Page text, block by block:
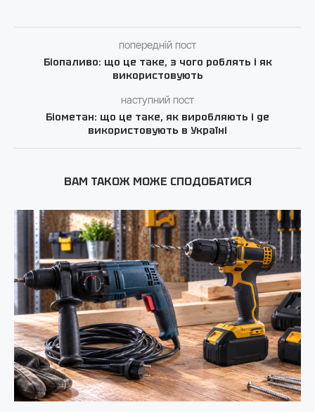
попередній пост
Біопаливо: що це таке, з чого роблять і як
використовують
наступний пост
Біометан: що це таке, як виробляють і де
використовують в Україні
ВАМ ТАКОЖ МОЖЕ СПОДОБАТИСЯ